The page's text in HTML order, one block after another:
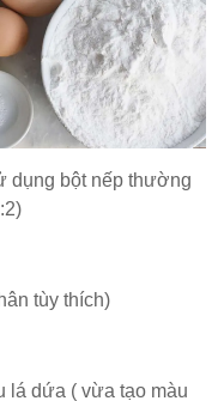
dụng bột nếp thường
tùy thích)
lá dứa ( vừa tạo màu